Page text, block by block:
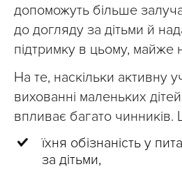
допоможуть більше
до догляду за дітьми й
підтримку в цьому, майже
На те, наскільки активну
вихованні маленьких
впливає багато чинників.
їхня обізнаність у
за дітьми,